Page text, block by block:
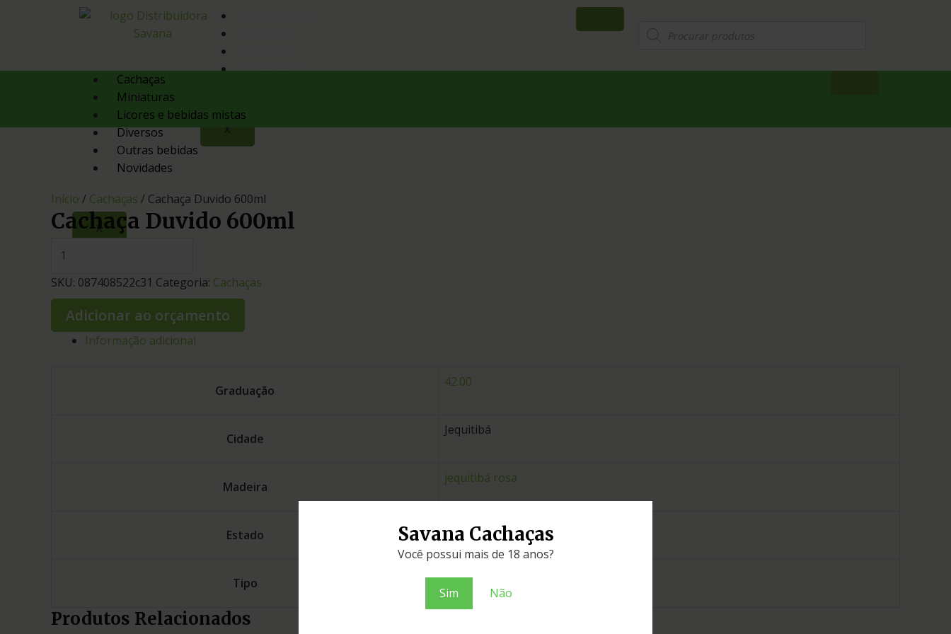
Savana Cachaças
Você possui mais de 18 anos?
Sim Não
Orçamento
X
Cachaças
Miniaturas
Licores e bebidas mistas
Diversos
Outras bebidas
Novidades
X
Início / Cachaças / Cachaça Duvido 600ml
Cachaça Duvido 600ml
SKU: 087408522c31 Categoria: Cachaças
Adicionar ao orçamento
Informação adicional
Graduação
42.00
Cidade
Jequitibá
Madeira
jequitibá rosa
Estado
Minas Gerais
Tipo
prata
Produtos Relacionados